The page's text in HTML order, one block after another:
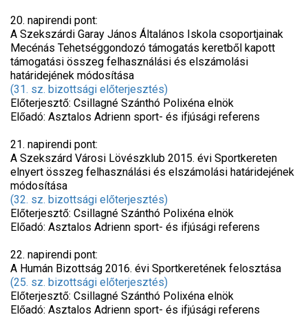
20. napirendi pont:
A Szekszárdi Garay János Általános Iskola csoportjainak
Mecénás Tehetséggondozó támogatás keretből kapott
támogatási összeg felhasználási és elszámolási
határidejének módosítása
(31. sz. bizottsági előterjesztés)
Előterjesztő: Csillagné Szánthó Polixéna elnök
Előadó: Asztalos Adrienn sport- és ifjúsági referens
21. napirendi pont:
A Szekszárd Városi Lövészklub 2015. évi Sportkereten
elnyert összeg felhasználási és elszámolási határidejének
módosítása
(32. sz. bizottsági előterjesztés)
Előterjesztő: Csillagné Szánthó Polixéna elnök
Előadó: Asztalos Adrienn sport- és ifjúsági referens
22. napirendi pont:
A Humán Bizottság 2016. évi Sportkeretének felosztása
(25. sz. bizottsági előterjesztés)
Előterjesztő: Csillagné Szánthó Polixéna elnök
Előadó: Asztalos Adrienn sport- és ifjúsági referens